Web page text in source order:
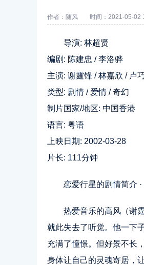
作者：随风 时间：2021-05-02
导演: 林超贤
编剧: 陈建忠 / 李洛骅
主演: 谢霆锋 / 林嘉欣 / 卢
类型: 剧情 / 爱情 / 奇幻
制片国家/地区: 中国香港
语言: 粤语
上映日期: 2002-03-28
片长: 111分钟
恋爱行星的剧情简介 · ·
热爱音乐的高风（谢
就此失去了听觉。他一下
充满了憧憬。但好景不长
身体让自己的灵魂寄居，